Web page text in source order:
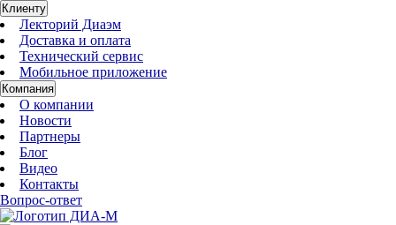
Клиенту
Лекторий Диаэм
Доставка и оплата
Технический сервис
Мобильное приложение
Компания
О компании
Новости
Партнеры
Блог
Видео
Контакты
Вопрос-ответ